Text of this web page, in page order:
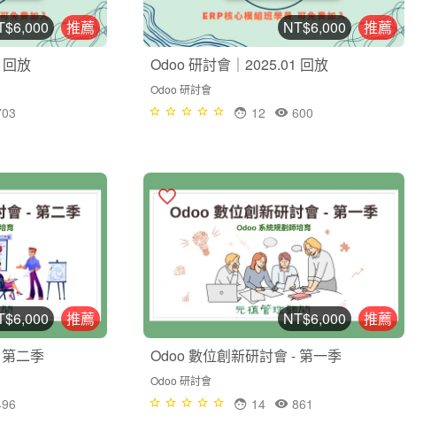
推薦
放
推薦
NT$6,000
Odoo 研討會｜2025.01 回放
Odoo 研討會
600
12
推薦
二季
推薦
NT$6,000
Odoo 數位創新研討會 - 第一季
Odoo 研討會
861
14